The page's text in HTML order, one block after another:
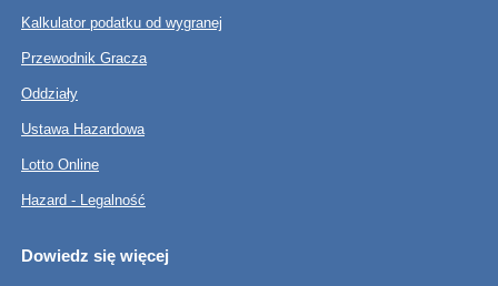
Kalkulator podatku od wygranej
Przewodnik Gracza
Oddziały
Ustawa Hazardowa
Lotto Online
Hazard - Legalność
Dowiedz się więcej